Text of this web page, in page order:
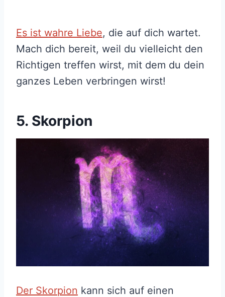
Es ist wahre Liebe, die auf dich wartet.
Mach dich bereit, weil du vielleicht den
Richtigen treffen wirst, mit dem du dein
ganzes Leben verbringen wirst!
5. Skorpion
Der Skorpion kann sich auf einen